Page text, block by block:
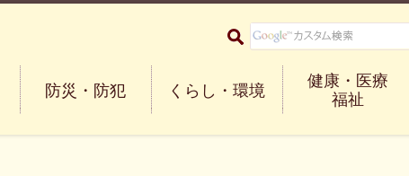
大阪府箕面市 Minoh City
防災・防犯 くらし・環境
健康・医療
福祉